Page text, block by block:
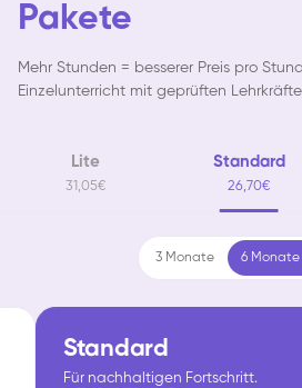
Klavier / Piano / Flügel
Iaroslav
Pakete
Mehr Stunden = besserer Preis pro
Einzelunterricht mit geprüften
Lite
31,05€
Standard
26,70€
3 Monate 6 Monate
Standard
Für nachhaltigen Fortschritt.